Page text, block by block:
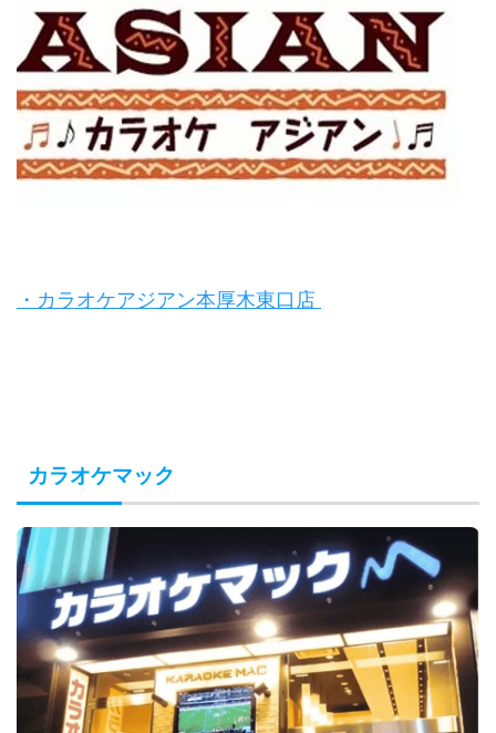
・カラオケアジアン本厚木東口店
カラオケマック